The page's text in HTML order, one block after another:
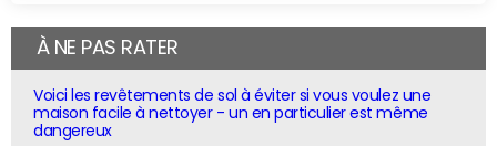
À NE PAS RATER
Voici les revêtements de sol à éviter si vous voulez une
maison facile à nettoyer - un en particulier est même
dangereux